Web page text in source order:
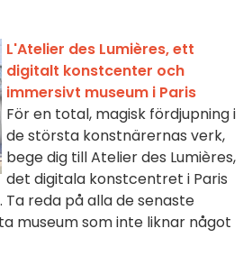
L'Atelier des Lumières, ett
digitalt konstcenter och
immersivt museum i Paris
För en total, magisk fördjupning i
de största konstnärernas verk,
bege dig till Atelier des Lumières,
det digitala konstcentret i Paris
Ta reda på alla de senaste
museum som inte liknar något